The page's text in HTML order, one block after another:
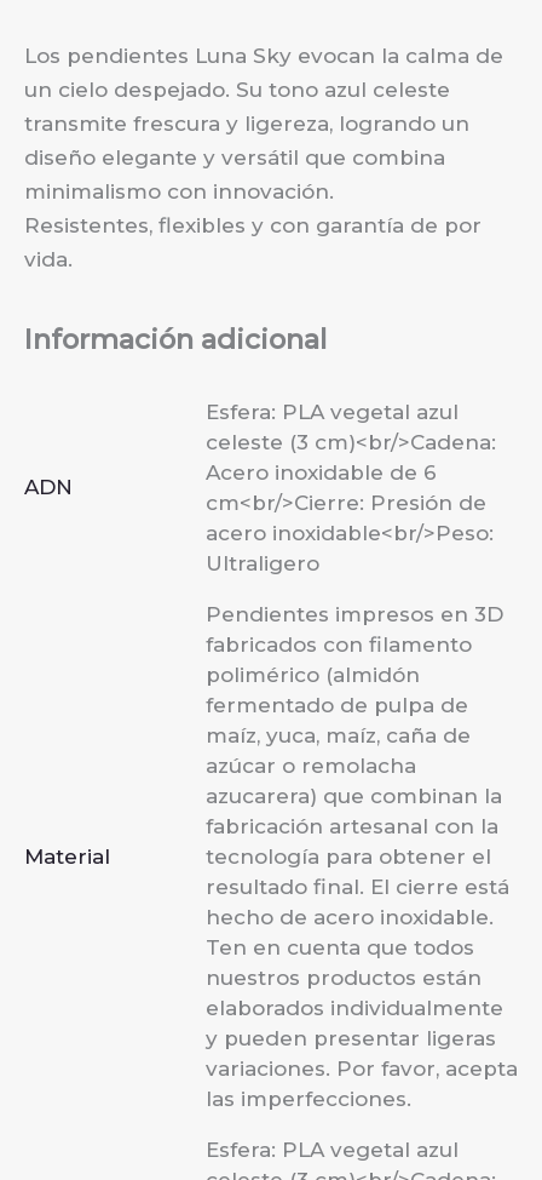
Los pendientes Luna Sky evocan la calma de
un cielo despejado. Su tono azul celeste
transmite frescura y ligereza, logrando un
diseño elegante y versátil que combina
minimalismo con innovación.
Resistentes, flexibles y con garantía de por
vida.
Información adicional
ADN
Esfera: PLA vegetal azul
celeste (3 cm)<br/>Cadena:
Acero inoxidable de 6
cm<br/>Cierre: Presión de
acero inoxidable<br/>Peso:
Ultraligero
Material
Pendientes impresos en 3D
fabricados con filamento
polimérico (almidón
fermentado de pulpa de
maíz, yuca, maíz, caña de
azúcar o remolacha
azucarera) que combinan la
fabricación artesanal con la
tecnología para obtener el
resultado final. El cierre está
hecho de acero inoxidable.
Ten en cuenta que todos
nuestros productos están
elaborados individualmente
y pueden presentar ligeras
variaciones. Por favor, acepta
las imperfecciones.
Esfera: PLA vegetal azul